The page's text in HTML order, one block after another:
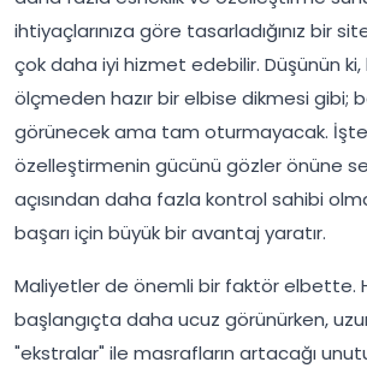
ihtiyaçlarınıza göre tasarladığınız bir
çok daha iyi hizmet edebilir. Düşünün ki,
ölçmeden hazır bir elbise dikmesi gibi;
görünecek ama tam oturmayacak.
özelleştirmenin gücünü gözler önüne
açısından daha fazla kontrol sahibi
başarı için büyük bir avantaj yaratır.
Maliyetler de önemli bir faktör elbette.
başlangıçta daha ucuz görünürken,
"ekstralar" ile masrafların artacağı